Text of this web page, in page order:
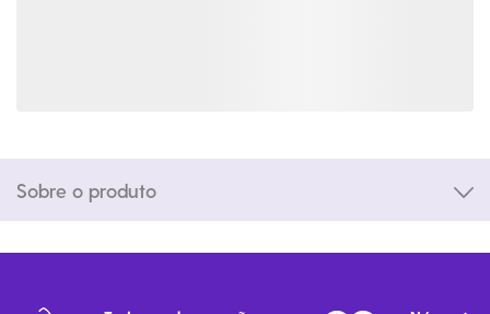
Sobre o produto